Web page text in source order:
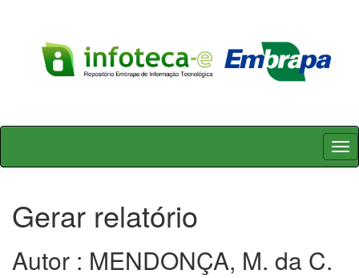
Skip
Gerar relatório
Autor : MENDONÇA, M. da C.